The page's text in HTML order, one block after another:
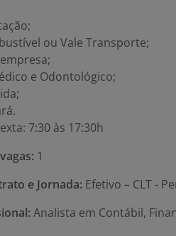
ou Vale Transporte;
e Odontológico;
7:30 às 17:30h
1
e Jornada: Efetivo – CLT -
Analista em Contábil,